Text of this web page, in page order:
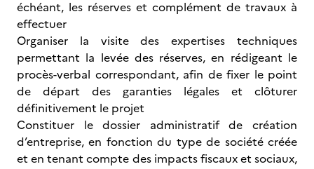
échéant, les réserves et complément de travaux à
effectuer
Organiser la visite des expertises techniques
permettant la levée des réserves, en rédigeant le
procès-verbal correspondant, afin de fixer le point
de départ des garanties légales et clôturer
définitivement le projet
Constituer le dossier administratif de création
d’entreprise, en fonction du type de société créée
et en tenant compte des impacts fiscaux et sociaux,